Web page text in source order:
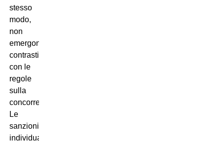
stesso
modo,
non
emergono
contrasti
con le
regole
sulla
concorrenza.
Le
sanzioni
individuali